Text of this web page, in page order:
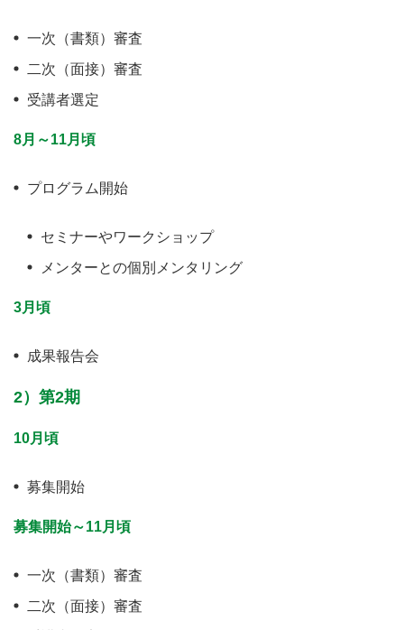
一次（書類）審査
二次（面接）審査
受講者選定
8月～11月頃
プログラム開始
セミナーやワークショップ
メンターとの個別メンタリング
3月頃
成果報告会
2）第2期
10月頃
募集開始
募集開始～11月頃
一次（書類）審査
二次（面接）審査